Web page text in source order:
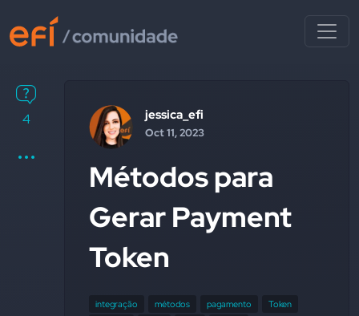
4 jessica_efi
Oct 11, 2023
Métodos para
Gerar Payment
Token
integração métodos pagamento
Token